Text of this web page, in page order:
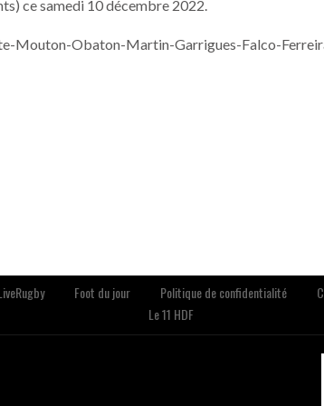
ce samedi 10 décembre 2022.
Mouton-Obaton-Martin-Garrigues-Falco-
Foot du jour Politique de confidentialité
Le 11 HDF